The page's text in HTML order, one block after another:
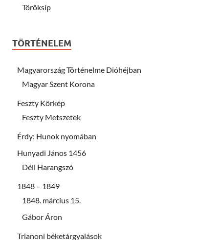
Töröksíp
TÖRTÉNELEM
Magyarország Történelme Dióhéjban
Magyar Szent Korona
Feszty Körkép
Feszty Metszetek
Érdy: Hunok nyomában
Hunyadi János 1456
Déli Harangszó
1848 – 1849
1848. március 15.
Gábor Áron
Trianoni béketárgyalások